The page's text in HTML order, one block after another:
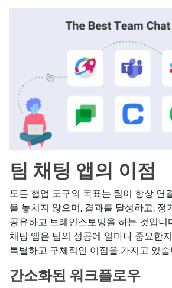
팀 채팅 앱의 이점
모든 협업 도구의 목표는 팀이 항상 연
을 놓치지 않으며, 결과를 달성하고, 정
공유하고 브레인스토밍을 하는 것입니
채팅 앱은 팀의 성공에 얼마나 중요한
특별하고 구체적인 이점을 가지고 있습
간소화된 워크플로우